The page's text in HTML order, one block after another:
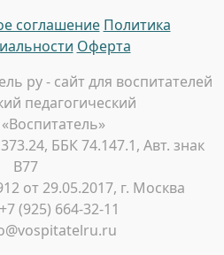
соглашение Политика
Оферта
ру - сайт для воспитателей
педагогический
ББК 74.147.1, Авт. знак
В77
от 29.05.2017, г. Москва
(925) 664-32-11